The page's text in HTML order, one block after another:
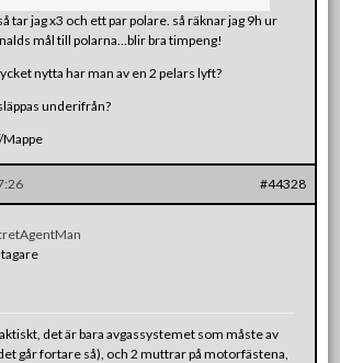
tar jag x3 och ett par polare. så räknar jag 9h ur
mål till polarna…blir bra timpeng!
nytta har man av en 2 pelars lyft?
underifrån?
#44328
det är bara avgassystemet som måste av
går fortare så), och 2 muttrar på motorfästena,